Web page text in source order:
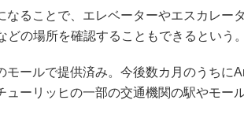
ることで、エレベーターやエスカレー
どの場所を確認することもできるという。
ールで提供済み。今後数カ月のうちに
ューリッヒの一部の交通機関の駅やモー